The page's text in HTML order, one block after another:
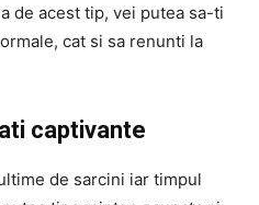
de acest tip, vei putea sa-ti
cat si sa renunti la
captivante
de sarcini iar timpul